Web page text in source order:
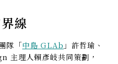
線
隊「中島 GLAb 」許哲瑜、
主理人賴彥岐共同策劃，